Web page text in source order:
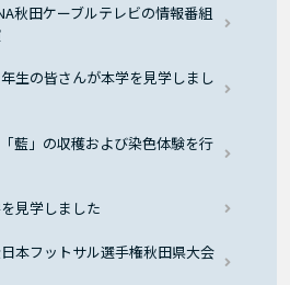
秋田ケーブルテレビの情報番組
生の皆さんが本学を見学しまし
藍」の収穫および染色体験を行
見学しました
本フットサル選手権秋田県大会